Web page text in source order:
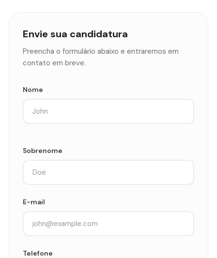
Envie sua candidatura
Preencha o formulário abaixo e entraremos em
contato em breve.
Nome
Sobrenome
E-mail
Telefone